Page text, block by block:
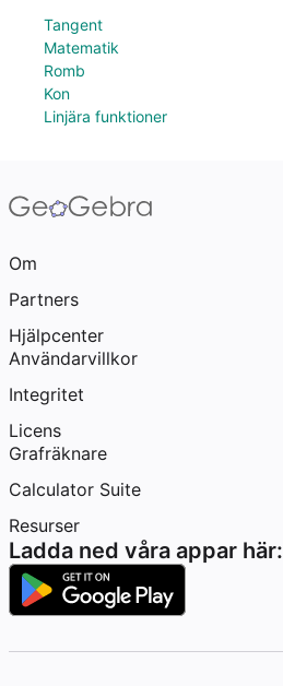
Tangent
Matematik
Romb
Kon
Linjära funktioner
Om
Partners
Hjälpcenter
Användarvillkor
Integritet
Licens
Grafräknare
Calculator Suite
Resurser
Ladda ned våra appar här: